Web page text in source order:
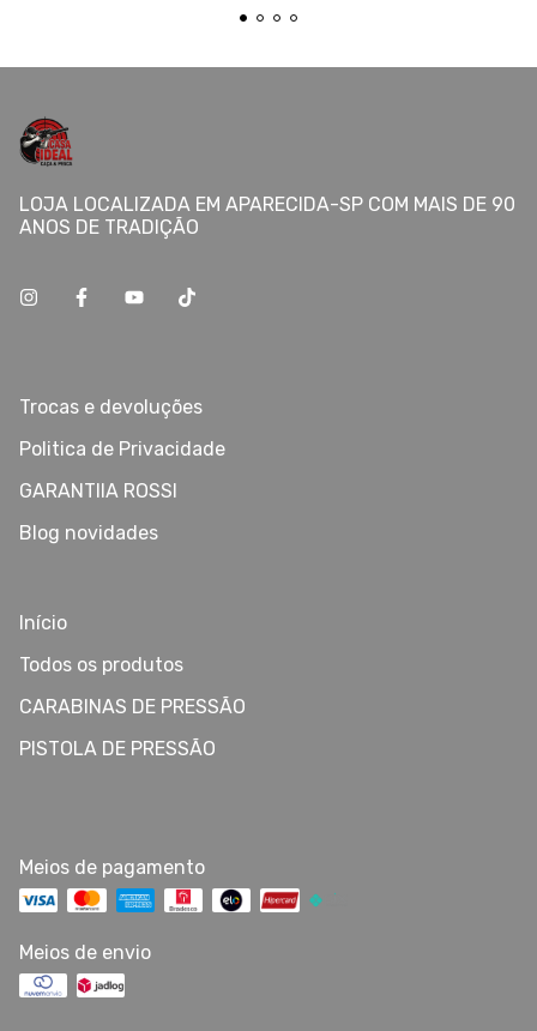
LOJA LOCALIZADA EM APARECIDA-SP COM MAIS DE 90
ANOS DE TRADIÇÃO
Trocas e devoluções
Politica de Privacidade
GARANTIIA ROSSI
Blog novidades
Início
Todos os produtos
CARABINAS DE PRESSÃO
PISTOLA DE PRESSÃO
Meios de pagamento
Meios de envio